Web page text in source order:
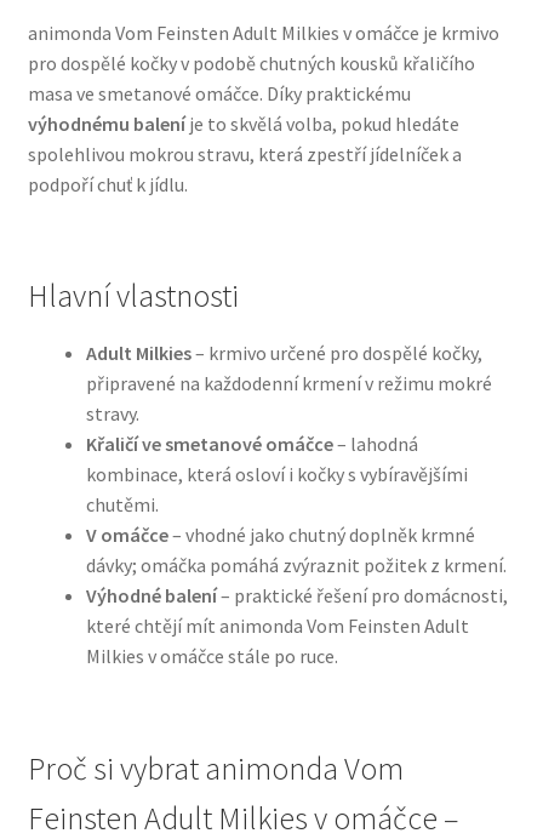
Natural Trainer pro psy — Italské krmivo s
přírodními složkami
Happy Dog — Německá kvalita a přirozené složení
Hračky pro psy
Konzervy a kapsičky pro psy
N&D Farmina pro psy — Italské holistic krmivo
Oblečky pro psy
Pamlsky pro psy
Pelíšky pro psy
Přepravky pro psy
Purizon pro psy — Vysoký obsah masa, bez obilovin
animonda Vom Feinsten Adult Milkies v omáčce je krmivo
pro dospělé kočky v podobě chutných kousků křaličího
masa ve smetanové omáčce. Díky praktickému
výhodnému baleníje to skvělá volba, pokud hledáte
spolehlivou mokrou stravu, která zpestří jídelníček a
podpoří chuť k jídlu.
Hlavní vlastnosti
Adult Milkies– krmivo určené pro dospělé kočky,
připravené na každodenní krmení v režimu mokré
stravy.
Křaličí ve smetanové omáčce– lahodná
kombinace, která osloví i kočky s vybíravějšími
chutěmi.
V omáčce– vhodné jako chutný doplněk krmné
dávky; omáčka pomáhá zvýraznit požitek z krmení.
Výhodné balení– praktické řešení pro domácnosti,
které chtějí mít animonda Vom Feinsten Adult
Milkies v omáčce stále po ruce.
Proč si vybrat animonda Vom
Feinsten Adult Milkies v omáčce –